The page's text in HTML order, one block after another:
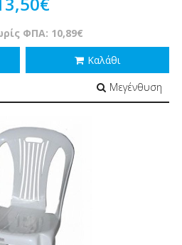
ΦΠΑ: 10,89€
Καλάθι
Μεγένθυση